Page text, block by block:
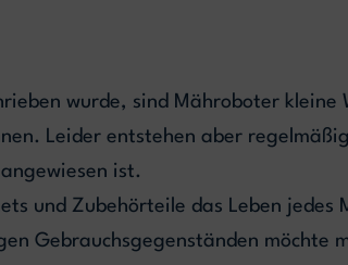
wurde, sind Mähroboter kleine
Leider entstehen aber
ist.
und Zubehörteile das Leben jedes
Gebrauchsgegenständen möchte